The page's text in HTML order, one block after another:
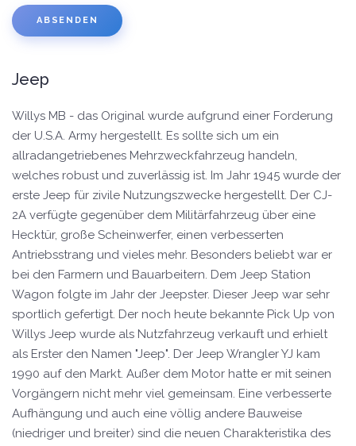
Jeep
Willys MB - das Original wurde aufgrund einer Forderung
der U.S.A. Army hergestellt. Es sollte sich um ein
allradangetriebenes Mehrzweckfahrzeug handeln,
welches robust und zuverlässig ist. Im Jahr 1945 wurde der
erste Jeep für zivile Nutzungszwecke hergestellt. Der CJ-
2A verfügte gegenüber dem Militärfahrzeug über eine
Hecktür, große Scheinwerfer, einen verbesserten
Antriebsstrang und vieles mehr. Besonders beliebt war er
bei den Farmern und Bauarbeitern. Dem Jeep Station
Wagon folgte im Jahr der Jeepster. Dieser Jeep war sehr
sportlich gefertigt. Der noch heute bekannte Pick Up von
Willys Jeep wurde als Nutzfahrzeug verkauft und erhielt
als Erster den Namen "Jeep". Der Jeep Wrangler YJ kam
1990 auf den Markt. Außer dem Motor hatte er mit seinen
Vorgängern nicht mehr viel gemeinsam. Eine verbesserte
Aufhängung und auch eine völlig andere Bauweise
(niedriger und breiter) sind die neuen Charakteristika des